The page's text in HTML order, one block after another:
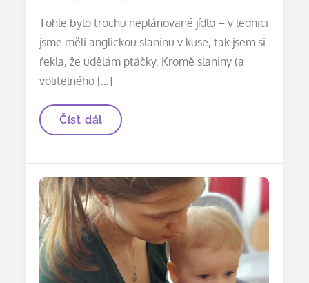
Tohle bylo trochu neplánované jídlo – v lednici
jsme měli anglickou slaninu v kuse, tak jsem si
řekla, že udělám ptáčky. Kromě slaniny (a
volitelného […]
Rozstřelený
španělský
Číst dál